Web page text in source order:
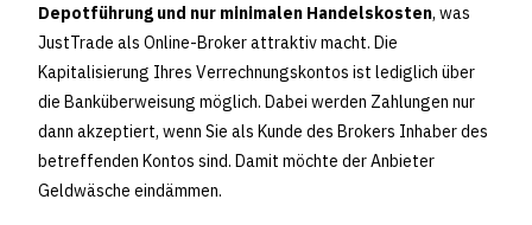
Depotführung und nur minimalen Handelskosten, was
JustTrade als Online-Broker attraktiv macht. Die
Kapitalisierung Ihres Verrechnungskontos ist lediglich über
die Banküberweisung möglich. Dabei werden Zahlungen nur
dann akzeptiert, wenn Sie als Kunde des Brokers Inhaber des
betreffenden Kontos sind. Damit möchte der Anbieter
Geldwäsche eindämmen.